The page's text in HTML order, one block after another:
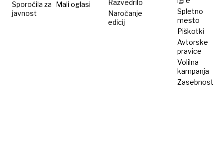
Sporočila za
javnost
Mali oglasi
Razvedrilo
Naročanje
edicij
Spletno
mesto
Piškotki
Avtorske
pravice
Volilna
kampanja
Zasebnost